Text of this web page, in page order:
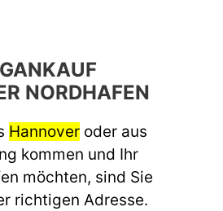
NORDHAFEN
Hannover oder aus
kommen und Ihr
möchten, sind Sie
richtigen Adresse.